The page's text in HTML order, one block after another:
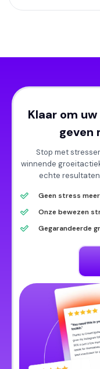
Klaar om
geven
Stop met
winnende
echte
Geen stress
Onze bewezen
Gegarandeerde